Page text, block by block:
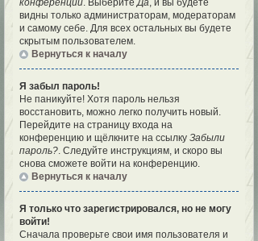
конференции. ВыберитеДа, и вы будете
видны только администраторам, модераторам
и самому себе. Для всех остальных вы будете
скрытым пользователем.
Вернуться к началу
Я забыл пароль!
Не паникуйте! Хотя пароль нельзя
восстановить, можно легко получить новый.
Перейдите на страницу входа на
конференцию и щёлкните на ссылку Забыли
пароль?. Следуйте инструкциям, и скоро вы
снова сможете войти на конференцию.
Вернуться к началу
Я только что зарегистрировался, но не могу
войти!
Сначала проверьте свои имя пользователя и